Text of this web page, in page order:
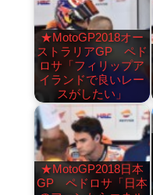
★MotoGP2018オー
ストラリアGP ペド
ロサ「フィリップア
イランドで良いレー
スがしたい」
★MotoGP2018日本
GP ペドロサ「日本